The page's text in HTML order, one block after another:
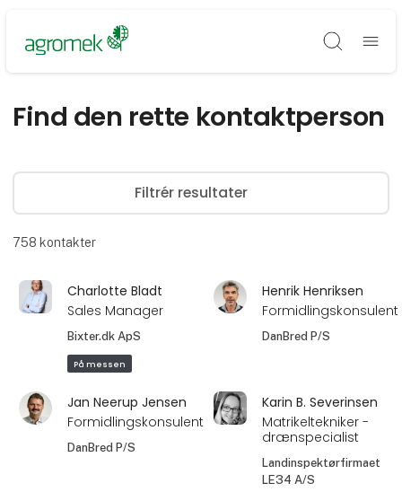
Søg
Find den rette kontaktperson
Filtrér resultater
758 kontakter
Charlotte Bladt
Sales Manager
Bixter.dk ApS
På messen
Henrik Henriksen
Formidlingskonsulent
DanBred P/S
Jan Neerup Jensen
Formidlingskonsulent
DanBred P/S
Karin B. Severinsen
Matrikeltekniker -
drænspecialist
Landinspektørfirmaet
LE34 A/S